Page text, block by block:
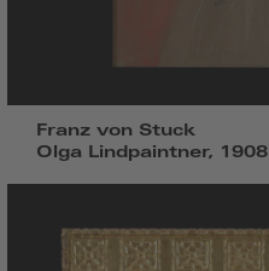
Franz von Stuck
Olga Lindpaintner, 1908